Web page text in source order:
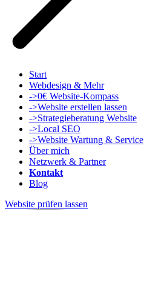
Start
Webdesign & Mehr
->0€ Website-Kompass
->Website erstellen lassen
->Strategieberatung Website
->Local SEO
->Website Wartung & Service
Über mich
Netzwerk & Partner
Kontakt
Blog
Website prüfen lassen